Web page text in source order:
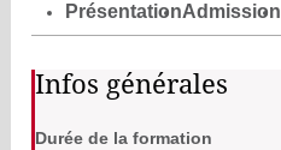
PrésentationAdmission
Infos générales
Durée de la formation